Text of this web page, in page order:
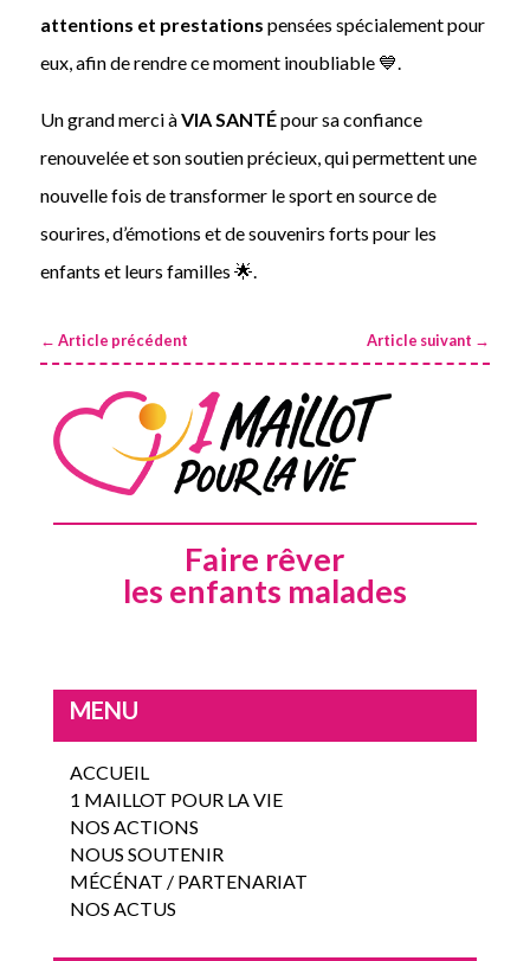
attentions et prestations pensées spécialement pour
eux, afin de rendre ce moment inoubliable 💙.
Un grand merci àVIA SANTÉpour sa confiance
renouvelée et son soutien précieux, qui permettent une
nouvelle fois de transformer le sport en source de
sourires, d’émotions et de souvenirs forts pour les
enfants et leurs familles 🌟.
← Article précédent Article suivant →
Faire rêver
les enfants malades
MENU
ACCUEIL
1 MAILLOT POUR LA VIE
NOS ACTIONS
NOUS SOUTENIR
MÉCÉNAT / PARTENARIAT
NOS ACTUS